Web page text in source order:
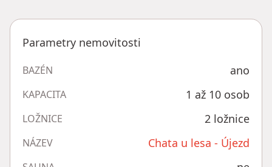
Parametry nemovitosti
BAZÉN ano
KAPACITA 1 až 10 osob
LOŽNICE 2 ložnice
NÁZEV Chata u lesa - Újezd